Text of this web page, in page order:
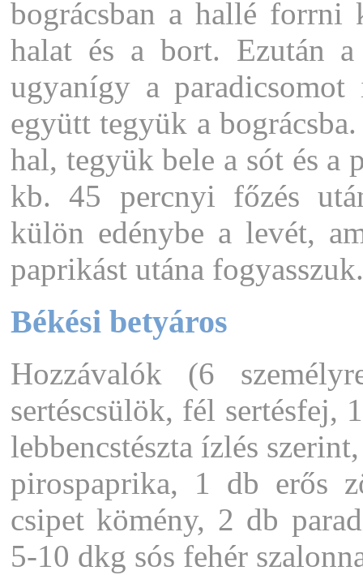
bográcsban a hallé forrni
halat és a bort. Ezután
ugyanígy a
együtt tegyük a
hal, tegyük bele a sót és a
kb. 45 percnyi főzés
külön edénybe a levét,
paprikást utána fogyasszuk.
Békési betyáros
Hozzávalók (6
sertéscsülök, fél sertésfej,
lebbencstészta ízlés
pirospaprika, 1 db erős
csipet kömény, 2 db
5-10 dkg sós fehér